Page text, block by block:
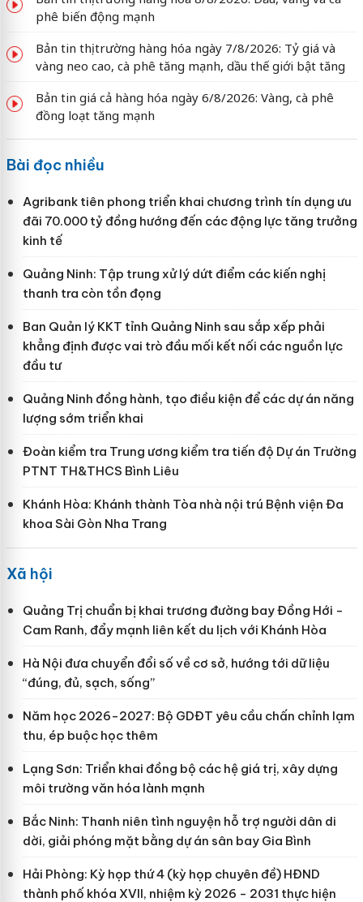
phê biến động mạnh
Bản tin thị trường hàng hóa ngày 7/8/2026: Tỷ giá và
vàng neo cao, cà phê tăng mạnh, dầu thế giới bật tăng
Bản tin giá cả hàng hóa ngày 6/8/2026: Vàng, cà phê
đồng loạt tăng mạnh
Bài đọc nhiều
Agribank tiên phong triển khai chương trình tín dụng ưu
đãi 70.000 tỷ đồng hướng đến các động lực tăng trưởng
kinh tế
Quảng Ninh: Tập trung xử lý dứt điểm các kiến nghị
thanh tra còn tồn đọng
Ban Quản lý KKT tỉnh Quảng Ninh sau sắp xếp phải
khẳng định được vai trò đầu mối kết nối các nguồn lực
đầu tư
Quảng Ninh đồng hành, tạo điều kiện để các dự án năng
lượng sớm triển khai
Đoàn kiểm tra Trung ương kiểm tra tiến độ Dự án Trường
PTNT TH&THCS Bình Liêu
Khánh Hòa: Khánh thành Tòa nhà nội trú Bệnh viện Đa
khoa Sài Gòn Nha Trang
Xã hội
Quảng Trị chuẩn bị khai trương đường bay Đồng Hới -
Cam Ranh, đẩy mạnh liên kết du lịch với Khánh Hòa
Hà Nội đưa chuyển đổi số về cơ sở, hướng tới dữ liệu
“đúng, đủ, sạch, sống”
Năm học 2026-2027: Bộ GDĐT yêu cầu chấn chỉnh lạm
thu, ép buộc học thêm
Lạng Sơn: Triển khai đồng bộ các hệ giá trị, xây dựng
môi trường văn hóa lành mạnh
Bắc Ninh: Thanh niên tình nguyện hỗ trợ người dân di
dời, giải phóng mặt bằng dự án sân bay Gia Bình
Hải Phòng: Kỳ họp thứ 4 (kỳ họp chuyên đề) HĐND
thành phố khóa XVII, nhiệm kỳ 2026 - 2031 thực hiện